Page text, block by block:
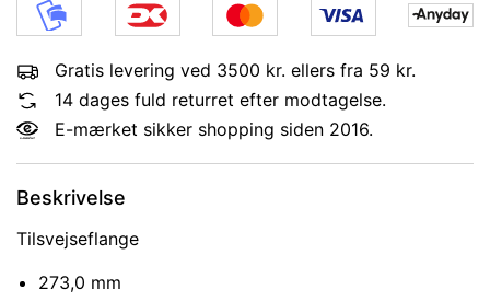
Gratis levering ved 3500 kr. ellers fra 59 kr.
14 dages fuld returret efter modtagelse.
E-mærket sikker shopping siden 2016.
Beskrivelse
Tilsvejseflange
273,0 mm